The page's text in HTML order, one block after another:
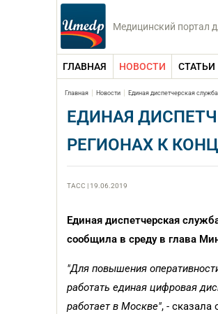
Медицинский портал
ГЛАВНАЯ НОВОСТИ СТАТЬИ
Главная Новости Единая диспетчерская
ЕДИНАЯ
РЕГИОНАХ К
ТАСС | 19.06.2019
Единая диспетчерская
сообщила в среду в глава
"Для повышения
работать единая цифровая
работает в Москве", - сказала